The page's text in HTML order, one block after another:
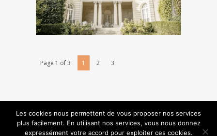
Page 1 of 3 1 2 3
© SARL Centrale d’Evénements et de
Réceptions COPYRIGHT 2017 - Designed and
Les cookies nous permettent de vous proposer nos services
plus facilement. En utilisant nos services, vous nous donnez
expressément votre accord pour exploiter ces cookies.